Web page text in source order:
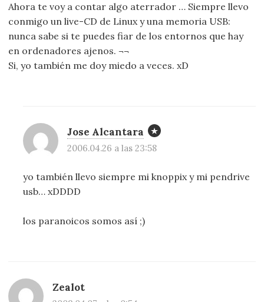
Ahora te voy a contar algo aterrador … Siempre llevo
conmigo un live-CD de Linux y una memoria USB:
nunca sabe si te puedes fiar de los entornos que hay
en ordenadores ajenos. ¬¬
Si, yo también me doy miedo a veces. xD
Jose Alcantara
2006.04.26 a las 23:58
yo también llevo siempre mi knoppix y mi pendrive
usb… xDDDD
los paranoicos somos así ;)
Zealot